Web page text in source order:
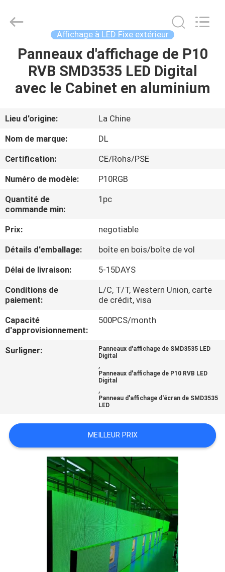
MAISON
PRODUITS
VR
SHOW
AU
SUJET
DE
VISITE
D'USINE
CONTRÔLE
DE
QUALITÉ
DEMANDEZ
UNE
CITATION
Display
Labs
Reserved.
Affichage à LED Fixe extérieur
Panneaux d'affichage de P10
RVB SMD3535 LED Digital
avec le Cabinet en aluminium
Lieu d'origine:
La Chine
Nom de marque:
DL
Certification:
CE/Rohs/PSE
Numéro de modèle:
P10RGB
Quantité de
commande min:
1pc
Prix:
negotiable
Détails d'emballage:
boîte en bois/boîte de vol
Délai de livraison:
5-15DAYS
Conditions de
paiement:
L/C, T/T, Western Union, carte
de crédit, visa
Capacité
d'approvisionnement:
500PCS/month
Surligner:
Panneaux d'affichage de SMD3535 LED
Digital
,
Panneaux d'affichage de P10 RVB LED
Digital
,
Panneau d'affichage d'écran de SMD3535
LED
MEILLEUR PRIX